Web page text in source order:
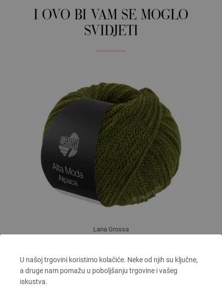
U našoj trgovini koristimo kolačiće. Neke od njih su ključne,
a druge nam pomažu u poboljšanju trgovine i vašeg
iskustva.
I OVO BI VAM SE MOGLO
SVIDJETI
Lana Grossa
Dužina: otprilike 140 m / 50 g
Većina igle: 5 - 6